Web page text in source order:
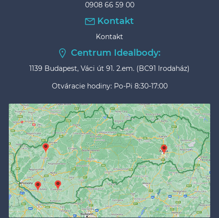
0908 66 59 00
Kontakt
Kontakt
Centrum Idealbody:
1139 Budapest, Váci út 91. 2.em. (BC91 Irodaház)
Otváracie hodiny: Po-Pi 8:30-17:00